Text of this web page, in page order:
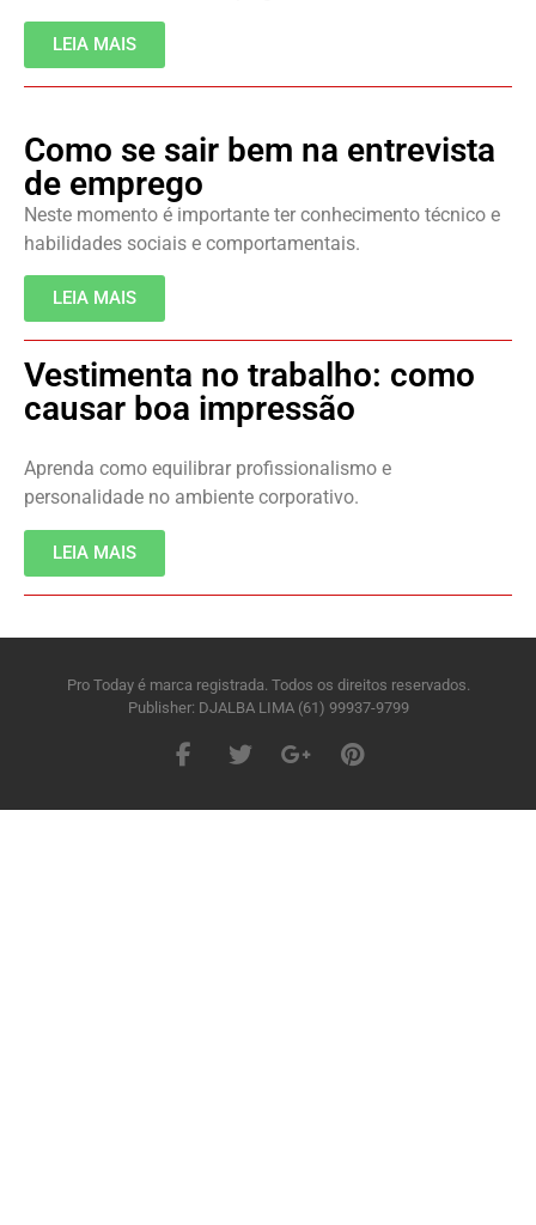
LEIA MAIS
Como se sair bem na entrevista
de emprego
Neste momento é importante ter conhecimento técnico e
habilidades sociais e comportamentais.
LEIA MAIS
Vestimenta no trabalho: como
causar boa impressão
Aprenda como equilibrar profissionalismo e
personalidade no ambiente corporativo.
LEIA MAIS
Pro Today é marca registrada. Todos os direitos reservados.
Publisher: DJALBA LIMA (61) 99937-9799